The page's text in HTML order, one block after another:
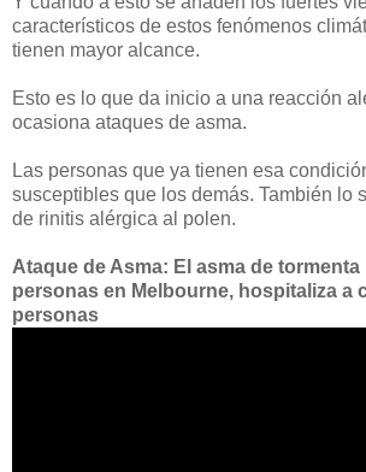
característicos de estos fenómenos
tienen mayor alcance.
Esto es lo que da inicio a una reacción
ocasiona ataques de asma.
Las personas que ya tienen esa
susceptibles que los demás. También lo
de rinitis alérgica al polen.
Ataque de Asma: El asma de tormenta
personas en Melbourne, hospitaliza a
personas